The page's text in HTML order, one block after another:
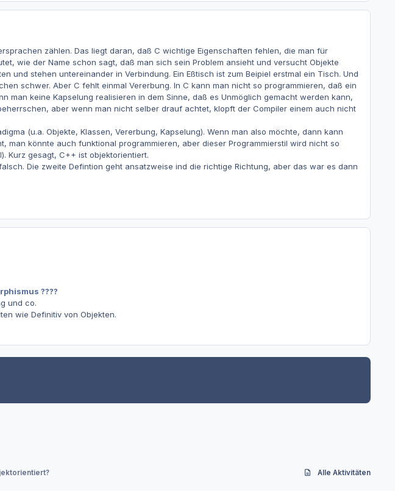
zählen. Das liegt daran, daß C wichtige Eigenschaften fehlen, die man für
wie der Name schon sagt, daß man sich sein Problem ansieht und versucht Objekte
und stehen untereinander in Verbindung. Ein Eßtisch ist zum Beipiel erstmal ein Tisch. Und
schwer. Aber C fehlt einmal Vererbung. In C kann man nicht so programmieren, daß ein
man keine Kapselung realisieren in dem Sinne, daß es Unmöglich gemacht werden kann,
aber wenn man nicht selber drauf achtet, klopft der Compiler einem auch nicht
(u.a. Objekte, Klassen, Vererbung, Kapselung). Wenn man also möchte, dann kann
man könnte auch funktional programmieren, aber dieser Programmierstil wird nicht so
Kurz gesagt, C++ ist objektorientiert.
Die zweite Defintion geht ansatzweise ind die richtige Richtung, aber das war es dann
????
und co.
wie Definitiv von Objekten.
Alle Aktivitäten